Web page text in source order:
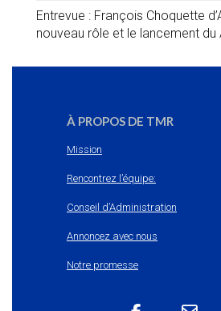
Entrevue : François Choquette
nouveau rôle et le lancement du
À PROPOS DE TMR
Mission
Rencontrez l’équipe:
Conseil d’Administration
Annoncez avec nous
Notre promesse